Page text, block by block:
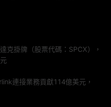
克掛牌（股票代碼：SPCX），
連接業務貢獻114億美元，